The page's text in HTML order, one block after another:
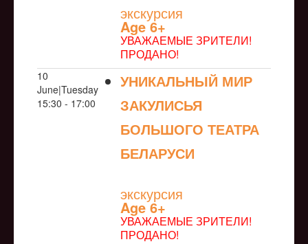
экскурсия
Age 6+
УВАЖАЕМЫЕ ЗРИТЕЛИ!
ПРОДАНО!
10
June|Tuesday
15:30 - 17:00
УНИКАЛЬНЫЙ МИР
ЗАКУЛИСЬЯ
БОЛЬШОГО ТЕАТРА
БЕЛАРУСИ
экскурсия
Age 6+
УВАЖАЕМЫЕ ЗРИТЕЛИ!
ПРОДАНО!